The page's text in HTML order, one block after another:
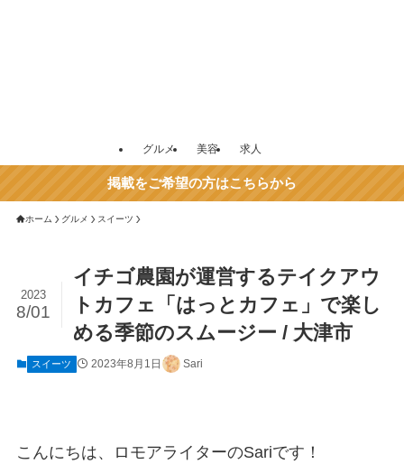
グルメ 美容 求人
掲載をご希望の方はこちらから
ホーム グルメ スイーツ
イチゴ農園が運営するテイクアウ
トカフェ「はっとカフェ」で楽し
める季節のスムージー / 大津市
2023
8/01
スイーツ 2023年8月1日 Sari
こんにちは、ロモアライターのSariです！